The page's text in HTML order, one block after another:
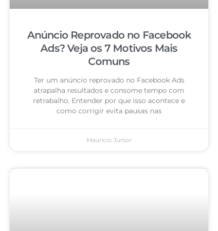
Anúncio Reprovado no Facebook
Ads? Veja os 7 Motivos Mais
Comuns
Ter um anúncio reprovado no Facebook Ads
atrapalha resultados e consome tempo com
retrabalho. Entender por que isso acontece e
como corrigir evita pausas nas
Mauricio Junior